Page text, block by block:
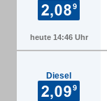
heute 14:46 Uhr
Diesel